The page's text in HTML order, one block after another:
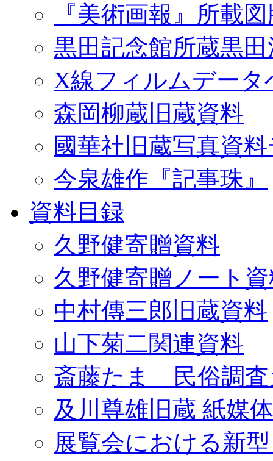
『美術画報』所載
黒田記念館所蔵黒
X線フィルムデータ
森岡柳蔵旧蔵資料
國華社旧蔵写真資
今泉雄作『記事珠』
資料目録
久野健寄贈資料
久野健寄贈ノート
中村傳三郎旧蔵資料
山下菊二関連資料
斎藤たま 民俗調査
及川尊雄旧蔵 紙媒
展覧会における新